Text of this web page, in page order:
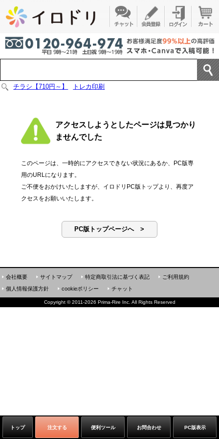
チラシ【710円～】 トレカ印刷
アクセスしようとしたページは見つかり
ませんでした
このページは、一時的にアクセスできない状況にあるか、PC版専
用のURLになります。
ご不便をおかけいたしますが、イロドリPC版トップより、再度ア
クセスをお願いいたします。
PC版トップページへ >
トップ 注文する 便利ツール お問合わせ PC版表示
会社概要 サイトマップ 特定商取引法に基づく表記
ご利用規約
個人情報保護方針
cookieポリシー チャット
Copyright ©2011-2026 Prima-Rire Inc. All Rights Reserved